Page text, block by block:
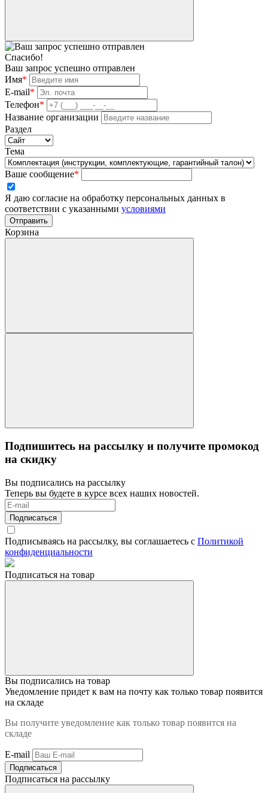
Спасибо!
Ваш запрос успешно отправлен
Имя*
E-mail*
Телефон*
Название организации
Раздел
Тема
Ваше сообщение*
Я даю согласие на обработку персональных данных в
соответствии с указанными условиями
Отправить
Корзина
Подпишитесь на рассылку и получите промокод
на скидку
Вы подписались на рассылку
Теперь вы будете в курсе всех наших новостей.
Подписаться
Подписываясь на рассылку, вы соглашаетесь с Политикой
конфиденциальности
Подписаться на товар
Вы подписались на товар
Уведомление придет к вам на почту как только товар появится
на складе
Вы получите уведомление как только товар появится на
складе
E-mail
Подписаться
Подписаться на рассылку